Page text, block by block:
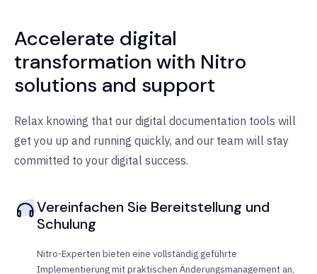
Accelerate digital
transformation with Nitro
solutions and support
Relax knowing that our digital documentation tools will
get you up and running quickly, and our team will stay
committed to your digital success.
Vereinfachen Sie Bereitstellung und
Schulung
Nitro-Experten bieten eine vollständig geführte
Implementierung mit praktischen Änderungsmanagement an,